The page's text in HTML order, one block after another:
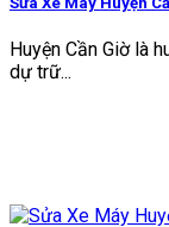
Huyện Cần Giờ là
dự trữ...